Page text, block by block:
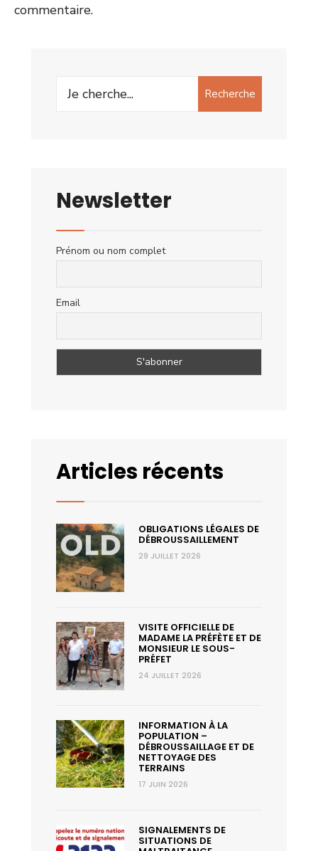
commentaire.
Search
Recherche
Newsletter
Prénom ou nom complet
Email
Articles récents
OBLIGATIONS LÉGALES DE
DÉBROUSSAILLEMENT
29 JUILLET 2026
VISITE OFFICIELLE DE
MADAME LA PRÉFÈTE ET DE
MONSIEUR LE SOUS-
PRÉFET
24 JUILLET 2026
INFORMATION À LA
POPULATION –
DÉBROUSSAILLAGE ET DE
NETTOYAGE DES
TERRAINS
17 JUIN 2026
SIGNALEMENTS DE
SITUATIONS DE